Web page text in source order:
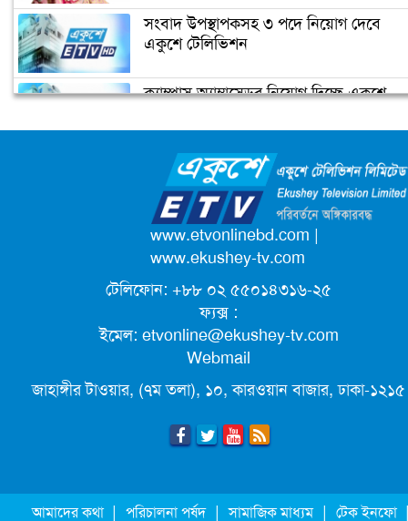
ভিডিও দেখুন
জোরেশোরে চলছে এলিভেটেড
নির্মাণ কাজ
প্রধানমন্ত্রীর চাচী শেখ রাজিয়া নাসের আর
সংবাদ উপস্থাপকসহ ৩ পদে নিয়োগ দেবে
একুশে টেলিভিশন
ক্যাম্পাস অ্যাম্বাসেডর নিয়োগ দিচ্ছে একুশে
জাতিসংঘের পরবর্তী মহাসচিব পদে
আলোচনায় ড. ইউনূস
পদোন্নতি পেয়ে সচিব হলেন ২ কর্মকর্তা
লিগ্যাল এইডের মাধ্যমে সন্তান ফিরে পেল
সেই কিশোরী মা জুঁই
জেট ফুয়েলের দাম কমলো লিটারে ১৯ টাকা
মূল্যস্ফীতি কমে জুনে ৯ দশমিক ১৬ শতাংশ
ছুটিতে গিয়ে না ফিরলে ৩ বছরের নিষেধাজ্ঞা,
www.etvonlinebd.com |
www.ekushey-tv.com
টেলিফোন: +৮৮ ০২ ৫৫০১৪৩১৬-২৫
ফ্যক্স :
ইমেল: etvonline@ekushey-tv.com
Webmail
জাহাঙ্গীর টাওয়ার, (৭ম তলা), ১০, কারওয়ান বাজার, ঢাকা-১২১৫
আমাদের কথা | পরিচালনা পর্ষদ | সামাজিক মাধ্যম | টেক ইনফো